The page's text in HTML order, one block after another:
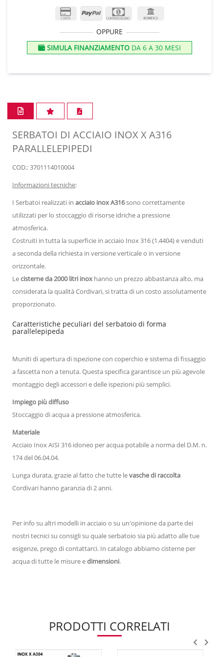
OPPURE
SIMULA FINANZIAMENTO DA 6 A 30 MESI
SERBATOI DI ACCIAIO INOX X A316
PARALLELEPIPEDI
COD.: 3701114010004
Informazioni tecniche:
I Serbatoi realizzati in acciaio inox A316sono correttamente
utilizzati per lo stoccaggio di risorse idriche a pressione
atmosferica.
Costruiti in tutta la superficie in acciaio Inox 316 (1.4404) e venduti
a seconda della richiesta in versione verticale o in versione
orizzontale.
Lecisterne da 2000 litri inox hanno un prezzo abbastanza alto, ma
considerata la qualità Cordivari, si tratta di un costo assolutamente
proporzionato.
Caratteristiche peculiari del serbatoio di forma
parallelepipeda
Muniti di apertura di ispezione con coperchio e sistema di fissaggio
a fascetta non a tenuta. Questa specifica garantisce un più agevole
montaggio degli accessori e delle ispezioni più semplici.
Impiego più diffuso
Stoccaggio di acqua a pressione atmosferica.
Materiale
Acciaio Inox AISI 316 idoneo per acqua potabile a norma del D.M. n.
174 del 06.04.04.
Lunga durata, grazie al fatto che tutte levasche di raccolta
Cordivari hanno garanzia di 2 anni.
Per info su altri modelli in acciaio o su un'opinione da parte dei
nostri tecnici su consigli su quale serbatoio sia più adatto alle tue
esigenze, prego di contattarci. In catalogo abbiamo cisterne per
acqua di tutte le misure edimensioni.
PRODOTTI CORRELATI